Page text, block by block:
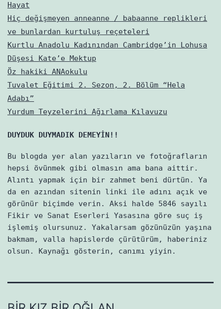
Hayat
Hiç değişmeyen anneanne / babaanne replikleri
ve bunlardan kurtuluş reçeteleri
Kurtlu Anadolu Kadınından Cambridge’in Lohusa
Düşesi Kate’e Mektup
Öz hakiki ANAokulu
Tuvalet Eğitimi 2. Sezon, 2. Bölüm “Hela
Adabı”
Yurdum Teyzelerini Ağırlama Kılavuzu
DUYDUK DUYMADIK DEMEYİN!!
Bu blogda yer alan yazıların ve fotoğrafların
hepsi övünmek gibi olmasın ama bana aittir.
Alıntı yapmak için bir zahmet beni dürtün. Ya
da en azından sitenin linki ile adını açık ve
görünür biçimde verin. Aksi halde 5846 sayılı
Fikir ve Sanat Eserleri Yasasına göre suç iş
işlemiş olursunuz. Yakalarsam gözünüzün yaşına
bakmam, valla hapislerde çürütürüm, haberiniz
olsun. Kaynağı gösterin, canımı yiyin.